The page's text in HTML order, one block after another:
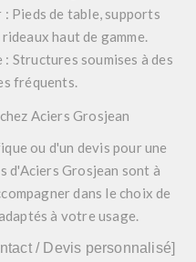
: Pieds de table, supports
haut de gamme.
: Structures soumises à des
fréquents.
Aciers Grosjean
ou d'un devis pour une
d'Aciers Grosjean sont à
dans le choix de
à votre usage.
/ Devis personnalisé]